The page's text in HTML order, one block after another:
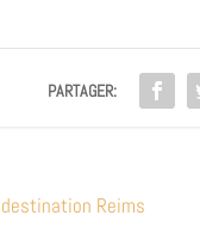
PARTAGER:
Reims